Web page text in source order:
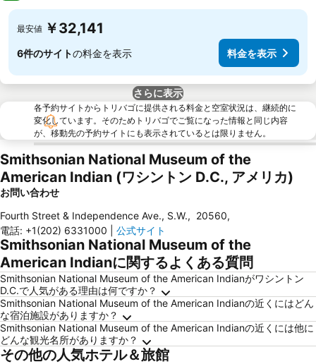
最安値 ￥32,141
6件のサイトの料金を表示 料金を表示
さらに表示
各予約サイトからトリバゴに提供される料金と空室状況は、継続的に
変化しています。そのためトリバゴでご覧になった情報と同じ内容
が、移動先の予約サイトにも表示されているとは限りません。
Smithsonian National Museum of the
American Indian (ワシントン D.C., アメリカ)
お問い合わせ
Fourth Street & Independence Ave., S.W., 20560,
電話: +1(202) 6331000 公式サイト
Smithsonian National Museum of the
American Indianに関するよくある質問
Smithsonian National Museum of the American Indianがワシントン
D.C.で人気がある理由は何ですか？
Smithsonian National Museum of the American Indianの近くにはどん
な宿泊施設がありますか？
Smithsonian National Museum of the American Indianの近くには他に
どんな観光名所がありますか？
その他の人気ホテル＆旅館